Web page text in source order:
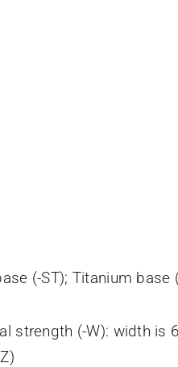
(-ST); Titanium base
strength (-W): width is